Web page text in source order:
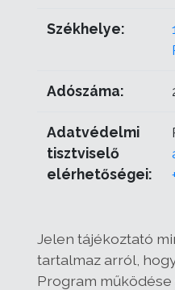
Székhelye:
Adószáma:
Adatvédelmi
tisztviselő
elérhetőségei:
Jelen tájékoztató
tartalmaz arról,
Program